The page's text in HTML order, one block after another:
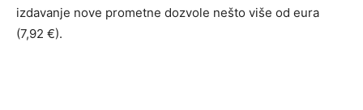
izdavanje nove prometne dozvole nešto više od eura
(7,92 €).